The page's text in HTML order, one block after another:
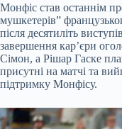
Монфіс став останнім
мушкетерів”
після десятиліть
завершення кар’єри
Сімон, а Рішар Гаске
присутні на матчі та
підтримку Монфісу.